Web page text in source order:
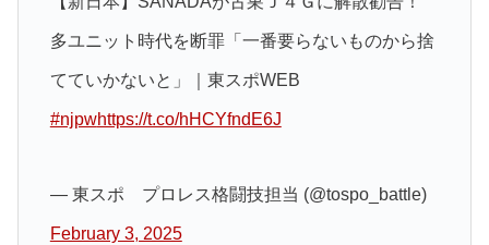
多ユニット時代を断罪「一番要らないものから捨
てていかないと」｜東スポWEB
#njpwhttps://t.co/hHCYfndE6J
— 東スポ プロレス格闘技担当 (@tospo_battle)
February 3, 2025